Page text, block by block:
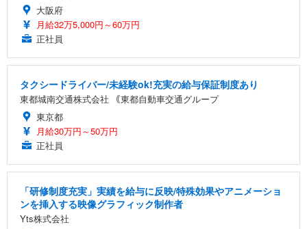
大阪府
月給32万5,000円～60万円
正社員
タクシードライバー/未経験ok!充実の給与保証制度あり
東都城南交通株式会社 ｟東都自動車交通グループ
東京都
月給30万円～50万円
正社員
「研修制度充実」実績を給与に反映/特殊効果やアニメーショ
ンを挿入する映像グラフィック制作者
Yts株式会社